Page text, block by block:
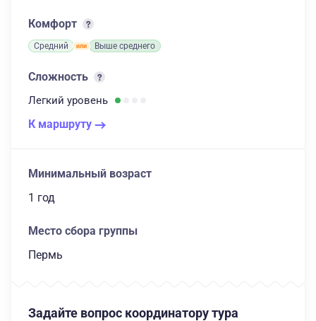
Комфорт
Средний Выше среднего
Сложность
Легкий уровень
К маршруту
Минимальный возраст
1 год
Место сбора группы
Пермь
Задайте вопрос координатору тура